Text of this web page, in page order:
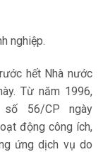
nghiệp.
hết Nhà nước
Từ năm 1996,
56/CP ngày
động công ích,
ứng dịch vụ do